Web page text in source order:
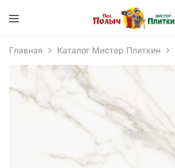
Главная Каталог Мистер Плиткин